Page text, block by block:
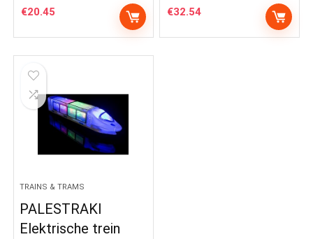
€20.45 €32.54
TRAINS & TRAMS
PALESTRAKI
Elektrische trein